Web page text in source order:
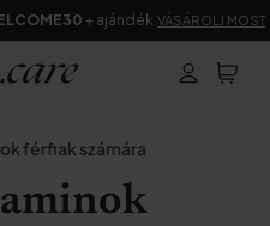
+ ajándék VÁSÁROLJ MOST
férfiak számára